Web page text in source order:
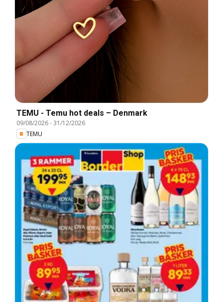
TEMU - Temu hot deals – Denmark
09/08/2026-31/12/2026
TEMU